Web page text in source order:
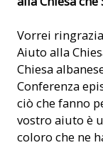
Vorrei
Aiuto alla
Chiesa
Conferenza
ciò che fanno
vostro aiuto è
coloro che ne